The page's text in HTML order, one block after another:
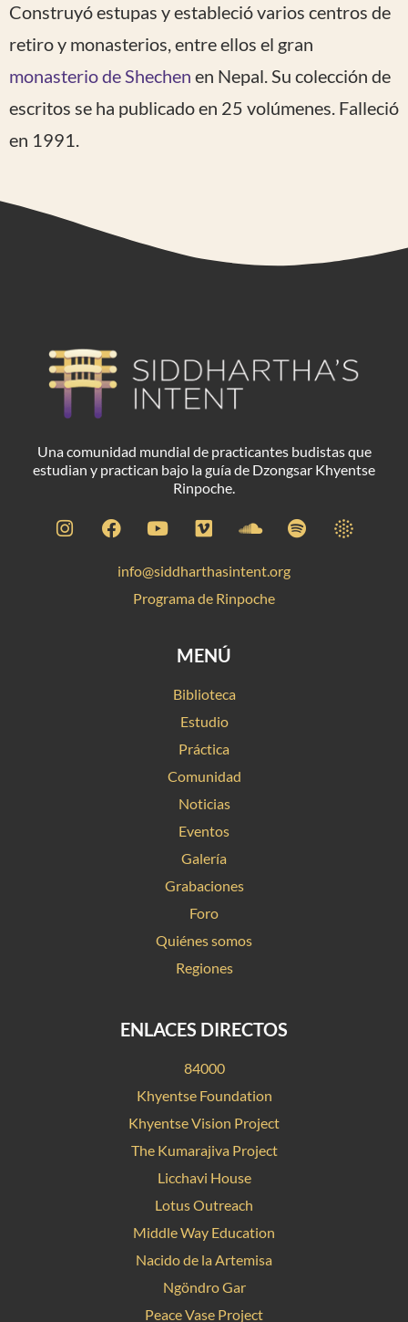
Construyó estupas y estableció varios centros de
retiro y monasterios, entre ellos el gran
monasterio de Shechen en Nepal. Su colección de
escritos se ha publicado en 25 volúmenes. Falleció
en 1991.
Una comunidad mundial de practicantes budistas que
estudian y practican bajo la guía de Dzongsar Khyentse
Rinpoche.
info@siddharthasintent.org
Programa de Rinpoche
MENÚ
Biblioteca
Estudio
Práctica
Comunidad
Noticias
Eventos
Galería
Grabaciones
Foro
Quiénes somos
Regiones
ENLACES DIRECTOS
84000
Khyentse Foundation
Khyentse Vision Project
The Kumarajiva Project
Licchavi House
Lotus Outreach
Middle Way Education
Nacido de la Artemisa
Ngöndro Gar
Peace Vase Project